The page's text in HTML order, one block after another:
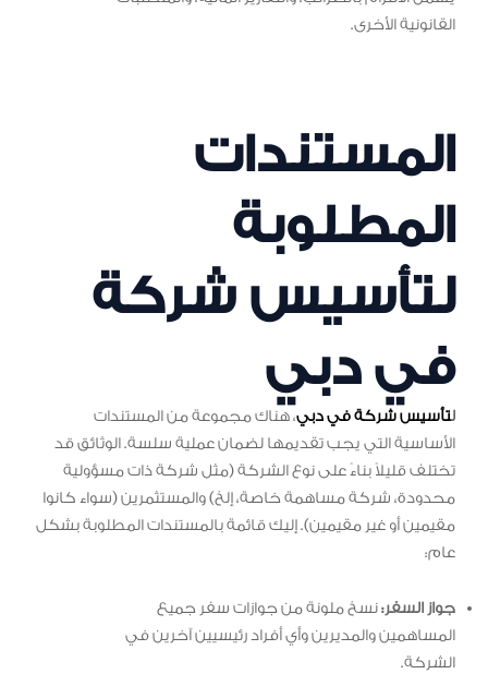
القانونية الأخرى.
المستندات
المطلوبة
لتأسيس شركة
في دبي
لتأسيس شركة في دبي، هناك مجموعة من المستندات
الأساسية التي يجب تقديمها لضمان عملية سلسة. الوثائق قد
تختلف قليلاً بناءً على نوع الشركة (مثل شركة ذات مسؤولية
محدودة، شركة مساهمة خاصة، إلخ) والمستثمرين (سواء كانوا
مقيمين أو غير مقيمين). إليك قائمة بالمستندات المطلوبة بشكل
عام:
جواز السفر:نسخ ملونة من جوازات سفر جميع
المساهمين والمديرين وأي أفراد رئيسيين آخرين في
الشركة.